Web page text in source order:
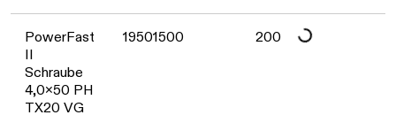
PowerFast
II
Schraube
4,0x50 PH
TX20 VG
19501500 200